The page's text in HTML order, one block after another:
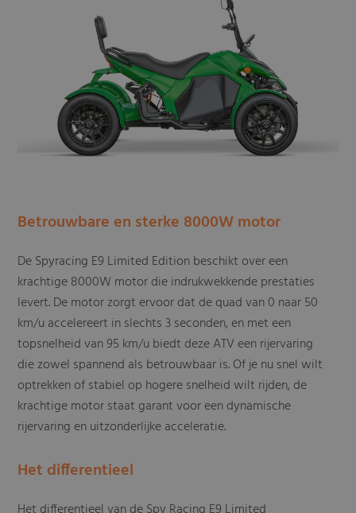
Betrouwbare en sterke 8000W motor
De Spyracing E9 Limited Edition beschikt over een
krachtige 8000W motor die indrukwekkende prestaties
levert. De motor zorgt ervoor dat de quad van 0 naar 50
km/u accelereert in slechts 3 seconden, en met een
topsnelheid van 95 km/u biedt deze ATV een rijervaring
die zowel spannend als betrouwbaar is. Of je nu snel wilt
optrekken of stabiel op hogere snelheid wilt rijden, de
krachtige motor staat garant voor een dynamische
rijervaring en uitzonderlijke acceleratie.
Het differentieel